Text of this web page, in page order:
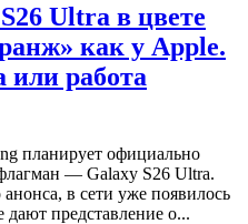
Ultra в цвете
как у Apple.
или работа
планирует официально
— Galaxy S26 Ultra.
в сети уже появилось
дают представление о...